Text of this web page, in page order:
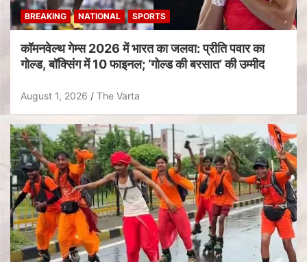
BREAKING NATIONAL SPORTS
कॉमनवेल्थ गेम्स 2026 में भारत का जलवा: प्रीति पवार का
गोल्ड, बॉक्सिंग में 10 फाइनल; ‘गोल्ड की बरसात’ की उम्मीद
August 1, 2026 The Varta